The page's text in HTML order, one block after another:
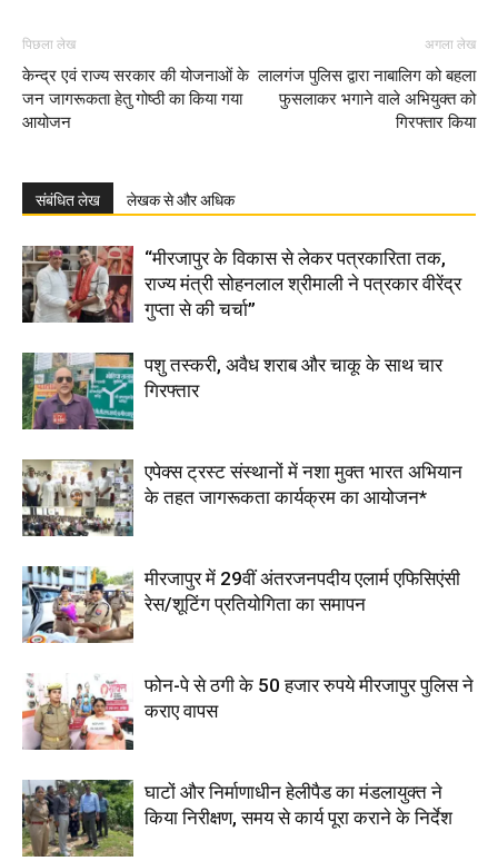
पिछला लेख
केन्द्र एवं राज्य सरकार की योजनाओं के
जन जागरूकता हेतु गोष्ठी का किया गया
आयोजन
अगला लेख
लालगंज पुलिस द्वारा नाबालिग को बहला
फुसलाकर भगाने वाले अभियुक्त को
गिरफ्तार किया
संबंधित लेख लेखक से और अधिक
“मीरजापुर के विकास से लेकर पत्रकारिता तक,
राज्य मंत्री सोहनलाल श्रीमाली ने पत्रकार वीरेंद्र
गुप्ता से की चर्चा”
पशु तस्करी, अवैध शराब और चाकू के साथ चार
गिरफ्तार
एपेक्स ट्रस्ट संस्थानों में नशा मुक्त भारत अभियान
के तहत जागरूकता कार्यक्रम का आयोजन*
मीरजापुर में 29वीं अंतरजनपदीय एलार्म एफिसिएंसी
रेस/शूटिंग प्रतियोगिता का समापन
फोन-पे से ठगी के 50 हजार रुपये मीरजापुर पुलिस ने
कराए वापस
घाटों और निर्माणाधीन हेलीपैड का मंडलायुक्त ने
किया निरीक्षण, समय से कार्य पूरा कराने के निर्देश